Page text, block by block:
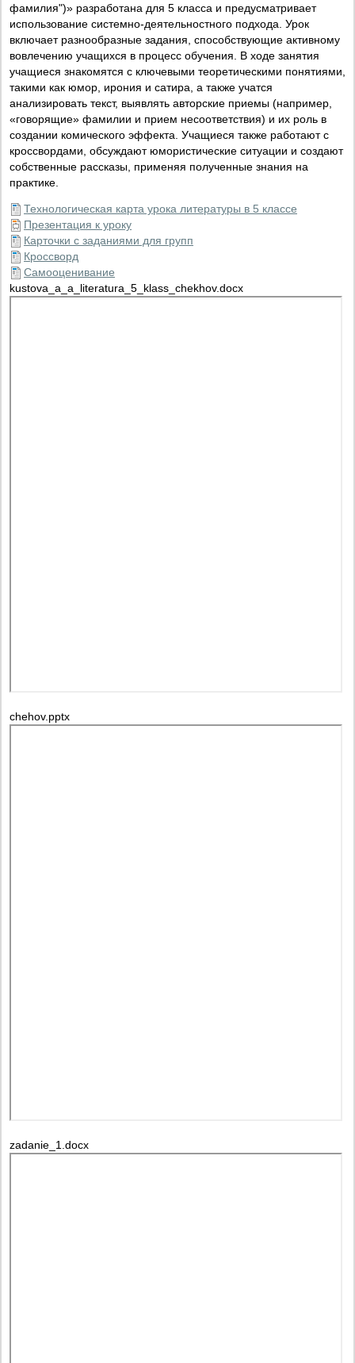
фамилия")» разработана для 5 класса и предусматривает
использование системно-деятельностного подхода. Урок
включает разнообразные задания, способствующие активному
вовлечению учащихся в процесс обучения. В ходе занятия
учащиеся знакомятся с ключевыми теоретическими понятиями,
такими как юмор, ирония и сатира, а также учатся
анализировать текст, выявлять авторские приемы (например,
«говорящие» фамилии и прием несоответствия) и их роль в
создании комического эффекта. Учащиеся также работают с
кроссвордами, обсуждают юмористические ситуации и создают
собственные рассказы, применяя полученные знания на
практике.
Технологическая карта урока литературы в 5 классе
Презентация к уроку
Карточки с заданиями для групп
Кроссворд
Самооценивание
kustova_a_a_literatura_5_klass_chekhov.docx
chehov.pptx
zadanie_1.docx